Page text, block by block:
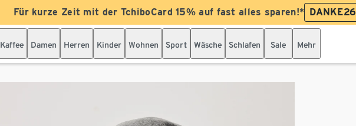
Für kurze Zeit mit der TchiboCard 15% auf fast alles sparen!* DANKE26
Kaffee Damen Herren Kinder Wohnen Sport Wäsche Schlafen Sale Mehr